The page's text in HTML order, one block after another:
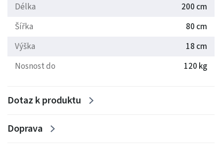
jako 200x100)
Prodldloužení délky
- do 210cm + 10% , do 220cm + 20%
Délka
200 cm
Šířka
80 cm
Výška
18 cm
Nosnost do
120 kg
Dotaz k produktu
Doprava